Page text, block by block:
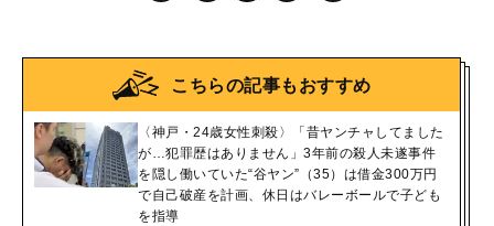
こちらの記事もおすすめ
〈神戸・24歳女性刺殺〉「昔ヤンチャしてました
が…犯罪歴はありません」3年前の殺人未遂事件
を隠し働いていた“谷ヤン”（35）は借金300万円
で自己破産を計画、休日はバレーボールで子ども
を指導